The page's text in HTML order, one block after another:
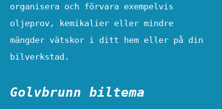
organisera och förvara exempelvis
oljeprov, kemikalier eller mindre
mängder vätskor i ditt hem eller på din
bilverkstad.
Golvbrunn biltema